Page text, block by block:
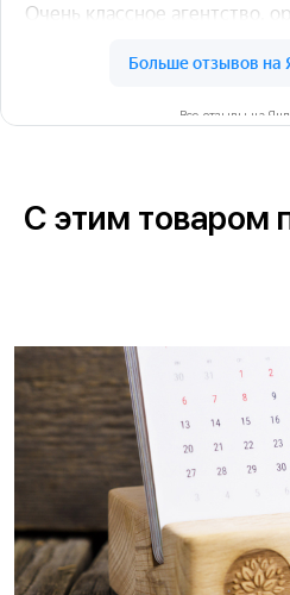
Все отзывы на
С этим товаром